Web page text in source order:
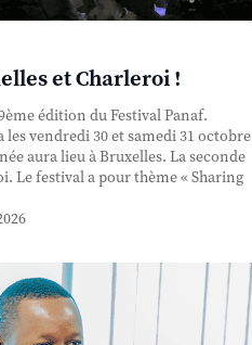
et Charleroi !
édition du Festival Panaf.
les vendredi 30 et samedi 31 octobre
aura lieu à Bruxelles. La seconde
Le festival a pour thème « Sharing